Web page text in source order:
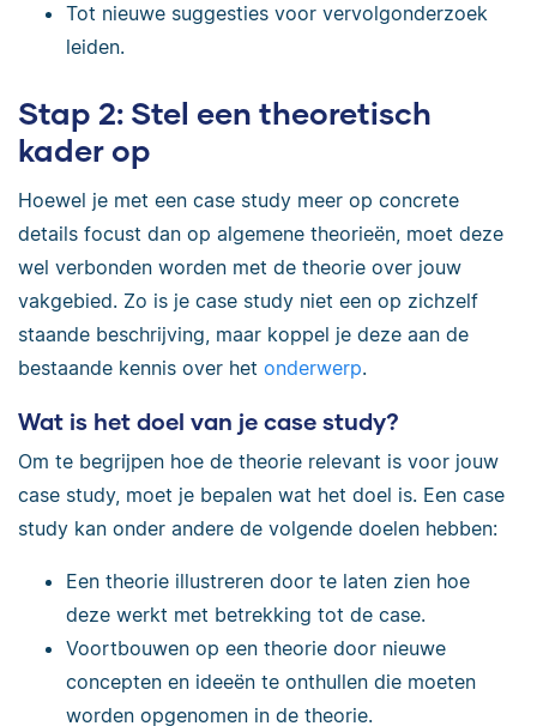
Tot nieuwe suggesties voor vervolgonderzoek
leiden.
Stap 2: Stel een theoretisch
kader op
Hoewel je met een case study meer op concrete
details focust dan op algemene theorieën, moet deze
wel verbonden worden met de theorie over jouw
vakgebied. Zo is je case study niet een op zichzelf
staande beschrijving, maar koppel je deze aan de
bestaande kennis over het onderwerp.
Wat is het doel van je case study?
Om te begrijpen hoe de theorie relevant is voor jouw
case study, moet je bepalen wat het doel is. Een case
study kan onder andere de volgende doelen hebben:
Een theorie illustreren door te laten zien hoe
deze werkt met betrekking tot de case.
Voortbouwen op een theorie door nieuwe
concepten en ideeën te onthullen die moeten
worden opgenomen in de theorie.